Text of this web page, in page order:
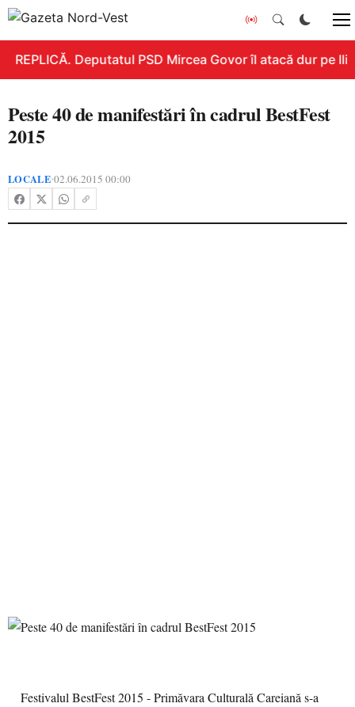
REPLICĂ. Deputatul PSD Mircea Govor îl atacă dur pe
Peste 40 de manifestări în cadrul BestFest
2015
LOCALE•02.06.2015 00:00
Festivalul BestFest 2015 - Primăvara Culturală Careiană s-a